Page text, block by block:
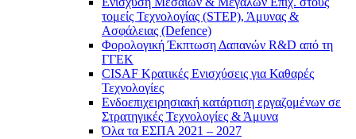
τομείς Τεχνολογίας (STEP), Άμυνας &
Ασφάλειας (Defence)
Φορολογική Έκπτωση Δαπανών R&D από τη
ΓΓΕΚ
CISAF Κρατικές Ενισχύσεις για Καθαρές
Τεχνολογίες
Ενδοεπιχειρησιακή κατάρτιση εργαζομένων σε
Στρατηγικές Τεχνολογίες & Άμυνα
Όλα τα ΕΣΠΑ 2021 – 2027